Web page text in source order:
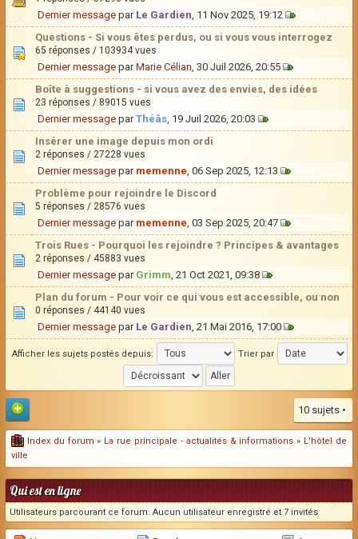
Dernier message par Le Gardien, 11 Nov 2025, 19:12
Questions - Si vous êtes perdus, ou si vous vous interrogez
65 réponses / 103934 vues
Dernier message parMarie Célian, 30 Juil 2026, 20:55
Boîte à suggestions - si vous avez des envies, des idées
23 réponses / 89015 vues
Dernier message parThéâs, 19 Juil 2026, 20:03
Insérer une image depuis mon ordi
2 réponses / 27228 vues
Dernier message par memenne, 06 Sep 2025, 12:13
Problème pour rejoindre le Discord
5 réponses / 28576 vues
Dernier message par memenne, 03 Sep 2025, 20:47
Trois Rues - Pourquoi les rejoindre ? Principes & avantages
2 réponses / 45883 vues
Dernier message par Grimm, 21 Oct 2021, 09:38
Plan du forum - Pour voir ce qui vous est accessible, ou non
0 réponses / 44140 vues
Dernier message par Le Gardien, 21 Mai 2016, 17:00
Afficher les sujets postés depuis: Trier par
10 sujets •
Index du forum » La rue principale - actualités & informations » L'hôtel de
ville
Qui est en ligne
Utilisateurs parcourant ce forum: Aucun utilisateur enregistré et 7 invités